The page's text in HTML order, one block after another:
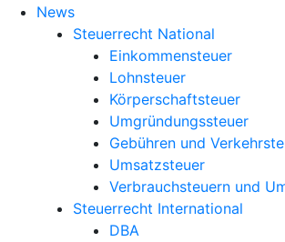
News
Steuerrecht National
Einkommensteuer
Lohnsteuer
Körperschaftsteuer
Umgründungssteuer
Gebühren und
Umsatzsteuer
Verbrauchsteuern und
Steuerrecht International
DBA